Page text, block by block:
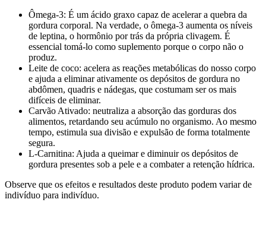
Ômega-3: É um ácido graxo capaz de acelerar a quebra da
gordura corporal. Na verdade, o ômega-3 aumenta os níveis
de leptina, o hormônio por trás da própria clivagem. É
essencial tomá-lo como suplemento porque o corpo não o
produz.
Leite de coco: acelera as reações metabólicas do nosso corpo
e ajuda a eliminar ativamente os depósitos de gordura no
abdômen, quadris e nádegas, que costumam ser os mais
difíceis de eliminar.
Carvão Ativado: neutraliza a absorção das gorduras dos
alimentos, retardando seu acúmulo no organismo. Ao mesmo
tempo, estimula sua divisão e expulsão de forma totalmente
segura.
L-Carnitina: Ajuda a queimar e diminuir os depósitos de
gordura presentes sob a pele e a combater a retenção hídrica.
Observe que os efeitos e resultados deste produto podem variar de
indivíduo para indivíduo.